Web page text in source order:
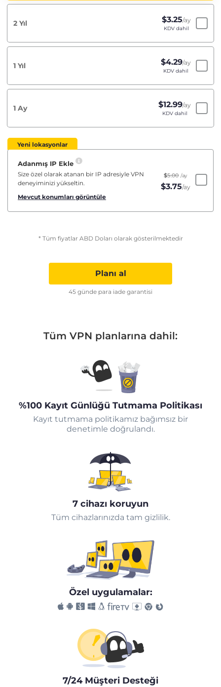
2 Yıl $3.25/ay
KDV dahil
1 Yıl $4.29/ay
KDV dahil
1 Ay $12.99/ay
KDV dahil
Yeni lokasyonlar
Adanmış IP Ekle
Size özel olarak atanan bir IP adresiyle VPN
deneyiminizi yükseltin.
Mevcut konumları görüntüle
$5.00 /ay
$3.75/ay
* Tüm fiyatlar ABD Doları olarak gösterilmektedir
Planı al
45 günde para iade garantisi
Tüm VPN planlarına dahil:
%100 Kayıt Günlüğü Tutmama Politikası
Kayıt tutmama politikamız bağımsız bir
denetimle doğrulandı.
7 cihazı koruyun
Tüm cihazlarınızda tam gizlilik.
Özel uygulamalar:
7/24 Müşteri Desteği